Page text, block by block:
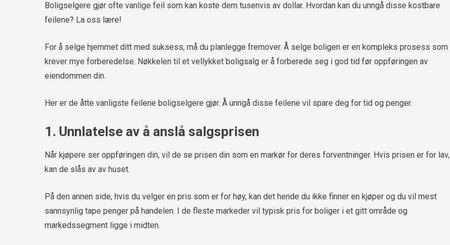
Boligselgere gjør ofte vanlige feil som kan koste dem tusenvis av dollar. Hvordan kan du unngå disse kostbare
feilene? La oss lære!
For å selge hjemmet ditt med suksess, må du planlegge fremover. Å selge boligen er en kompleks prosess som
krever mye forberedelse. Nøkkelen til et vellykket boligsalg er å forberede seg i god tid før oppføringen av
eiendommen din.
Her er de åtte vanligste feilene boligselgere gjør. Å unngå disse feilene vil spare deg for tid og penger.
1. Unnlatelse av å anslå salgsprisen
Når kjøpere ser oppføringen din, vil de se prisen din som en markør for deres forventninger. Hvis prisen er for lav,
kan de slås av av huset.
På den annen side, hvis du velger en pris som er for høy, kan det hende du ikke finner en kjøper og du vil mest
sannsynlig tape penger på handelen. I de fleste markeder vil typisk pris for boliger i et gitt område og
markedssegment ligge i midten.